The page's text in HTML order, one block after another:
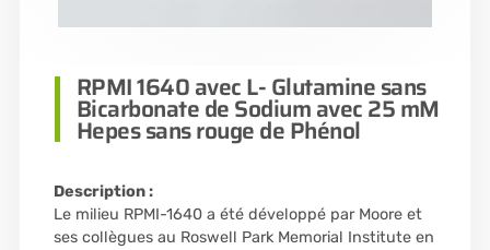
RPMI 1640 avec L- Glutamine sans
Bicarbonate de Sodium avec 25 mM
Hepes sans rouge de Phénol
Description :
Le milieu RPMI-1640 a été développé par Moore et
ses collègues au Roswell Park Memorial Institute en